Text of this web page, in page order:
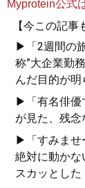
Myprotein公式
【今この記事
▶「2週間の
称”大企業勤
んだ目的が明
▶「有名俳優
が見た、残
▶「すみませ
絶対に動かな
スカッとした